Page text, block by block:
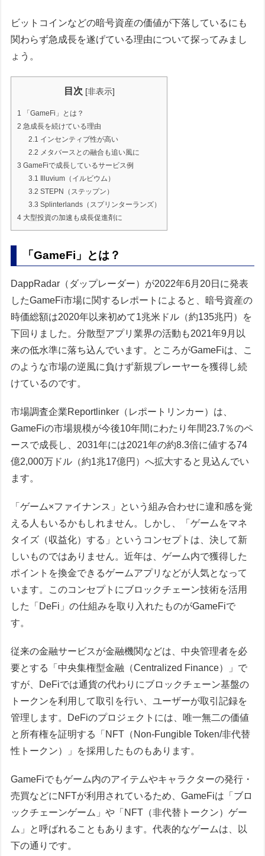
ビットコインなどの暗号資産の価値が下落しているにも
関わらず急成長を遂げている理由について探ってみまし
ょう。
目次 [非表示]
1 「GameFi」とは？
2 急成長を続けている理由
2.1 インセンティブ性が高い
2.2 メタバースとの融合も追い風に
3 GameFiで成長しているサービス例
3.1 Illuvium（イルビウム）
3.2 STEPN（ステップン）
3.3 Splinterlands（スプリンターランズ）
4 大型投資の加速も成長促進剤に
「GameFi」とは？
DappRadar（ダップレーダー）が2022年6月20日に発表
したGameFi市場に関するレポートによると、暗号資産の
時価総額は2020年以来初めて1兆米ドル（約135兆円）を
下回りました。分散型アプリ業界の活動も2021年9月以
来の低水準に落ち込んでいます。ところがGameFiは、こ
のような市場の逆風に負けず新規プレーヤーを獲得し続
けているのです。
市場調査企業Reportlinker（レポートリンカー）は、
GameFiの市場規模が今後10年間にわたり年間23.7％のペ
ースで成長し、2031年には2021年の約8.3倍に値する74
億2,000万ドル（約1兆17億円）へ拡大すると見込んでい
ます。
「ゲーム×ファイナンス」という組み合わせに違和感を覚
える人もいるかもしれません。しかし、「ゲームをマネ
タイズ（収益化）する」というコンセプトは、決して新
しいものではありません。近年は、ゲーム内で獲得した
ポイントを換金できるゲームアプリなどが人気となって
います。このコンセプトにブロックチェーン技術を活用
した「DeFi」の仕組みを取り入れたものがGameFiで
す。
従来の金融サービスが金融機関などは、中央管理者を必
要とする「中央集権型金融（Centralized Finance）」で
すが、DeFiでは通貨の代わりにブロックチェーン基盤の
トークンを利用して取引を行い、ユーザーが取引記録を
管理します。DeFiのプロジェクトには、唯一無二の価値
と所有権を証明する「NFT（Non-Fungible Token/非代替
性トークン）」を採用したものもあります。
GameFiでもゲーム内のアイテムやキャラクターの発行・
売買などにNFTが利用されているため、GameFiは「ブロ
ックチェーンゲーム」や「NFT（非代替トークン）ゲー
ム」と呼ばれることもあります。代表的なゲームは、以
下の通りです。